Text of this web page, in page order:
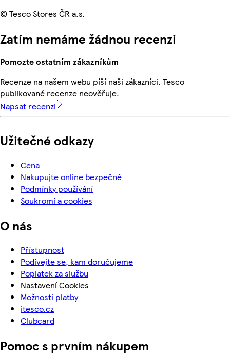
© Tesco Stores ČR a.s.
Zatím nemáme žádnou recenzi
Pomozte ostatním zákazníkům
Recenze na našem webu píší naši zákazníci. Tesco
publikované recenze neověřuje.
Napsat recenzi
Užitečné odkazy
Cena
Nakupujte online bezpečně
Podmínky používání
Soukromí a cookies
O nás
Přístupnost
Podívejte se, kam doručujeme
Poplatek za službu
Nastavení Cookies
Možnosti platby
itesco.cz
Clubcard
Pomoc s prvním nákupem